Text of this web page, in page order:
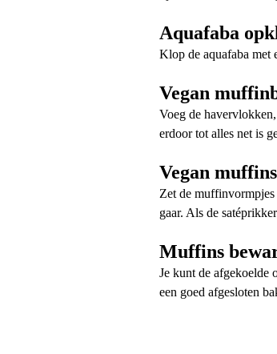
Aquafaba
Klop de aquafaba met
Vegan
Voeg de
erdoor tot alles net is
Vegan
Zet de muffinvormpjes
gaar. Als de
Muffins
Je kunt de afgekoelde
een goed afgesloten